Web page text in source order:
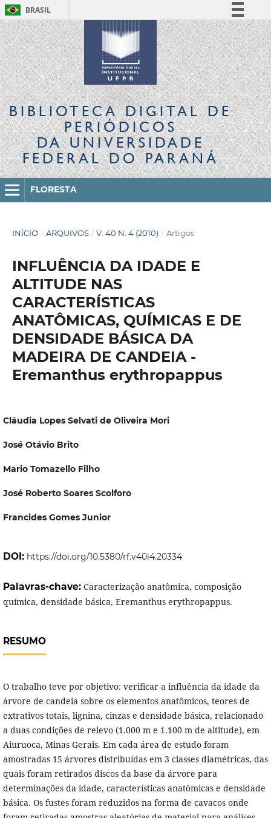
BRASIL
Simplifique!
Comunica BR
Participe
Acesso à informação
Legislação
Canais
BIBLIOTECA DIGITALDE
PERIÓDICOS
DA UNIVERSIDADE
FEDERAL DO PARANÁ
FLORESTA
INÍCIO / ARQUIVOS / V. 40 N. 4 (2010) / Artigos
INFLUÊNCIA DA IDADE E
ALTITUDE NAS
CARACTERÍSTICAS
ANATÔMICAS, QUÍMICAS E DE
DENSIDADE BÁSICA DA
MADEIRA DE CANDEIA -
Eremanthus erythropappus
Cláudia Lopes Selvati de Oliveira Mori
José Otávio Brito
Mario Tomazello Filho
José Roberto Soares Scolforo
Francides Gomes Junior
DOI: https://doi.org/10.5380/rf.v40i4.20334
Palavras-chave: Caracterização anatômica, composição
química, densidade básica, Eremanthus erythropappus.
RESUMO
O trabalho teve por objetivo: verificar a influência da idade da
árvore de candeia sobre os elementos anatômicos, teores de
extrativos totais, lignina, cinzas e densidade básica, relacionado
a duas condições de relevo (1.000 m e 1.100 m de altitude), em
Aiuruoca, Minas Gerais. Em cada área de estudo foram
amostradas 15 árvores distribuídas em 3 classes diamétricas, das
quais foram retirados discos da base da árvore para
determinações da idade, características anatômicas e densidade
básica. Os fustes foram reduzidos na forma de cavacos onde